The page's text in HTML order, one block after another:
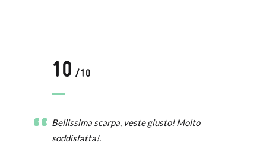
10 /10
Bellissima scarpa, veste giusto! Molto
soddisfatta!.